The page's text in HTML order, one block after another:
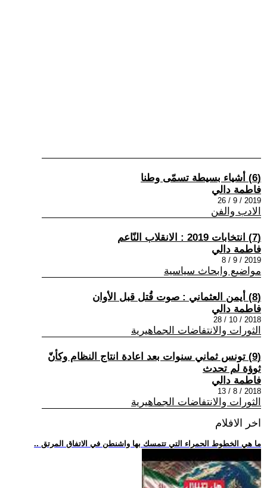
(6) أشياء بسيطة تسمّى وطنا
فاطمة دالي
2019 / 9 / 26
الادب والفن
(7) انتخابات 2019 : الانقلاب النّاعم
فاطمة دالي
2019 / 9 / 8
مواضيع وابحاث سياسية
(8) أيمن العثماني : صوت قُتل قبل الأوان
فاطمة دالي
2018 / 10 / 28
الثورات والانتفاضات الجماهيرية
(9) تونس ثماني سنوات بعد اعادة انتاج النظام وكأنّ
ثوؤة لم تحدث
فاطمة دالي
2018 / 8 / 13
الثورات والانتفاضات الجماهيرية
اخر الافلام
.. ما هي الخطوط الحمراء التي تتمسك بها واشنطن في الاتفاق المرتق